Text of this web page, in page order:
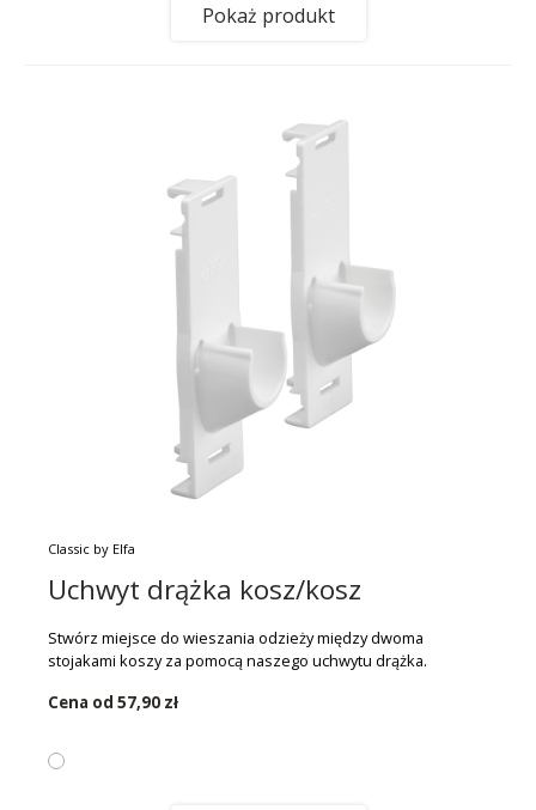
Pokaż produkt
Classic by Elfa
Uchwyt drążka kosz/kosz
Stwórz miejsce do wieszania odzieży między dwoma
stojakami koszy za pomocą naszego uchwytu drążka.
Cena od 57,90 zł